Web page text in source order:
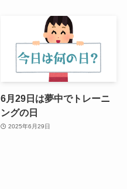
6月29日は夢中でトレーニ
ングの日
2025年6月29日